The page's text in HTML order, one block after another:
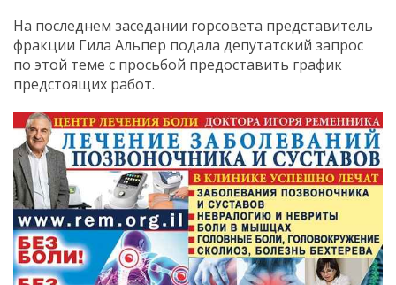
На последнем заседании горсовета представитель
фракции Гила Альпер подала депутатский запрос
по этой теме с просьбой предоставить график
предстоящих работ.